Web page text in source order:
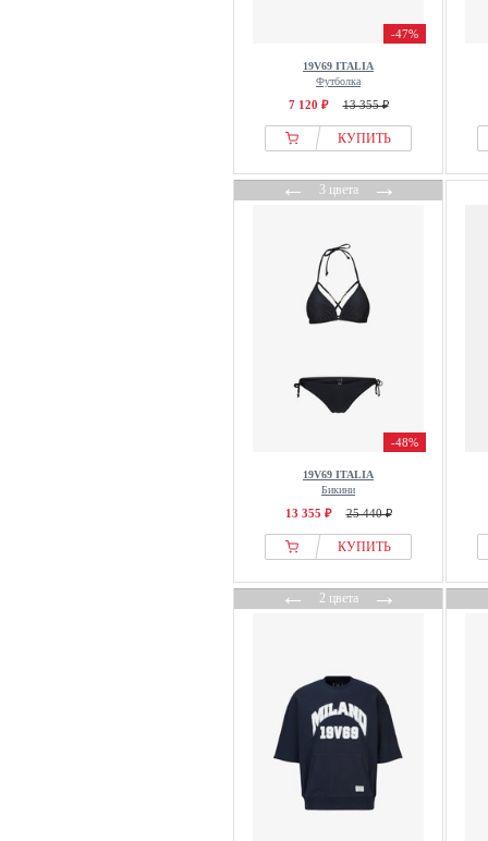
-47%
19V69 ITALIA
Футболка
7 120 ₽ 13 355 ₽
КУПИТЬ
←3 цвета→
-48%
19V69 ITALIA
Бикини
13 355 ₽ 25 440 ₽
КУПИТЬ
←2 цвета→